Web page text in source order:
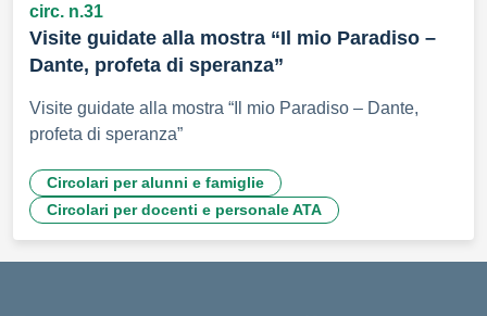
circ. n.31
Visite guidate alla mostra “Il mio Paradiso –
Dante, profeta di speranza”
Visite guidate alla mostra “Il mio Paradiso – Dante,
profeta di speranza”
Circolari per alunni e famiglie
Circolari per docenti e personale ATA